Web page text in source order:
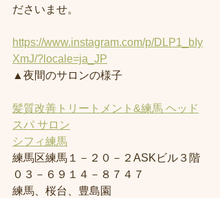
ださいませ。
https://www.instagram.com/p/DLP1_bIy
XmJ/?locale=ja_JP
▲夜間のサロンの様子
髪質改善トリートメント&練馬 ヘッド
スパ サロン
シフィ練馬
練馬区練馬１－２０－２ASKビル３階
０３－６９１４－８７４７
練馬、桜台、豊島園